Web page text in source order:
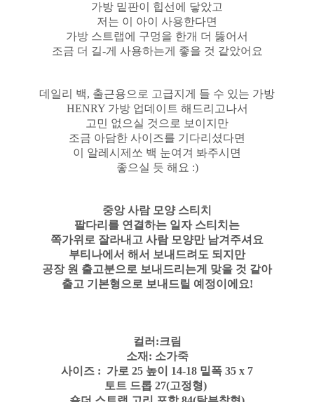
가방 밑판이 힙선에 닿았고
저는 이 아이 사용한다면
가방 스트랩에 구멍을 한개 더 뚫어서
조금 더 길-게 사용하는게 좋을 것 같았어요
데일리 백, 출근용으로 고급지게 들 수 있는 가방
HENRY 가방 업데이트 해드리고나서
고민 없으실 것으로 보이지만
조금 아담한 사이즈를 기다리셨다면
이 알레시제쏘 백 눈여겨 봐주시면
좋으실 듯 해요 :)
중앙 사람 모양 스티치
팔다리를 연결하는 일자 스티치는
쪽가위로 잘라내고 사람 모양만 남겨주셔요
부티나에서 해서 보내드려도 되지만
공장 원 출고분으로 보내드리는게 맞을 것 같아
출고 기본형으로 보내드릴 예정이에요!
컬러:크림
소재: 소가죽
사이즈 : 가로 25 높이 14-18 밑폭 35 x 7
토트 드롭 27(고정형)